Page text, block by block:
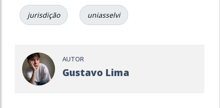
jurisdição uniasselvi
AUTOR
Gustavo Lima